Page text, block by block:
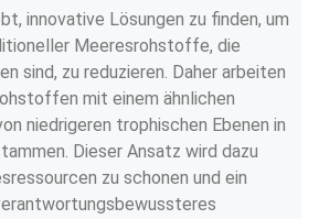
innovative Lösungen zu finden, um
Meeresrohstoffe, die
sind, zu reduzieren. Daher arbeiten
mit einem ähnlichen
niedrigeren trophischen Ebenen in
Dieser Ansatz wird dazu
zu schonen und ein